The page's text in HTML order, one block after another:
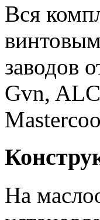
Вся
заводов
Gvn,
На